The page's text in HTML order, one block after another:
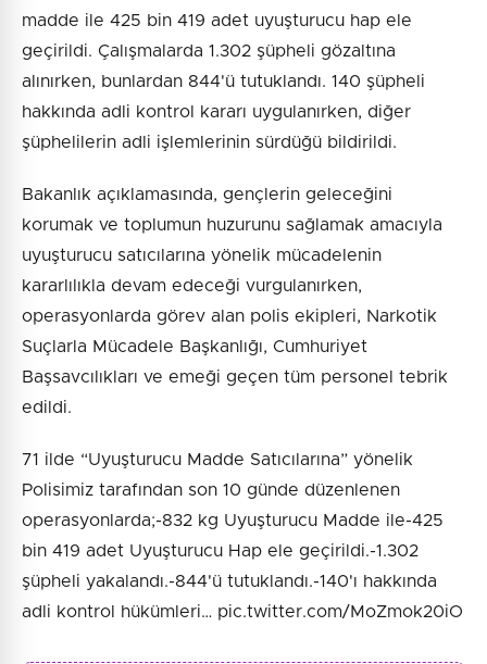
madde ile 425 bin 419 adet uyuşturucu hap ele
geçirildi. Çalışmalarda 1.302 şüpheli gözaltına
alınırken, bunlardan 844'ü tutuklandı. 140 şüpheli
hakkında adli kontrol kararı uygulanırken, diğer
şüphelilerin adli işlemlerinin sürdüğü bildirildi.
Bakanlık açıklamasında, gençlerin geleceğini
korumak ve toplumun huzurunu sağlamak amacıyla
uyuşturucu satıcılarına yönelik mücadelenin
kararlılıkla devam edeceği vurgulanırken,
operasyonlarda görev alan polis ekipleri, Narkotik
Suçlarla Mücadele Başkanlığı, Cumhuriyet
Başsavcılıkları ve emeği geçen tüm personel tebrik
edildi.
71 ilde “Uyuşturucu Madde Satıcılarına” yönelik
Polisimiz tarafından son 10 günde düzenlenen
operasyonlarda;-832 kg Uyuşturucu Madde ile-425
bin 419 adet Uyuşturucu Hap ele geçirildi.-1.302
şüpheli yakalandı.-844'ü tutuklandı.-140'ı hakkında
adli kontrol hükümleri… pic.twitter.com/MoZmok20iO